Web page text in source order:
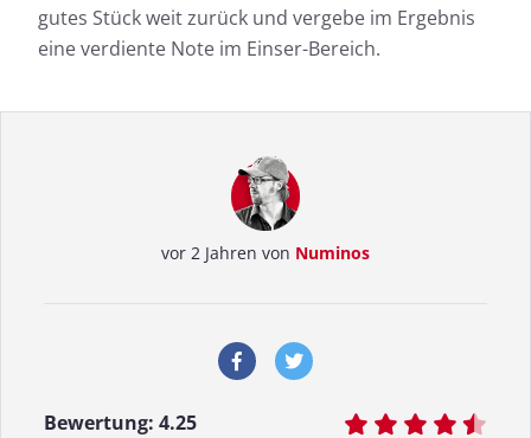
gutes Stück weit zurück und vergebe im Ergebnis
eine verdiente Note im Einser-Bereich.
vor 2 Jahren von Numinos
Bewertung: 4.25